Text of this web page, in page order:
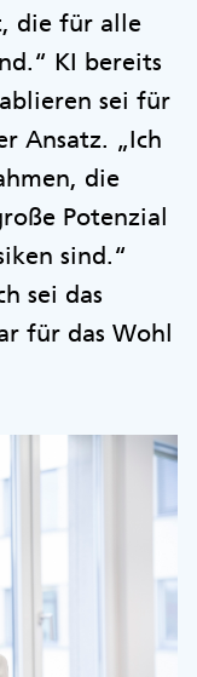
die für alle
KI bereits
sei für
Ansatz. „Ich
die
Potenzial
sind.“
sei das
für das Wohl